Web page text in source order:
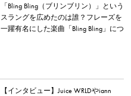
「Bling Bling（ブリンブリン）」という
スラングを広めたのは誰？フレーズを
一躍有名にした楽曲「Bling Bling」につ
【インタビュー】Juice WRLDやiann